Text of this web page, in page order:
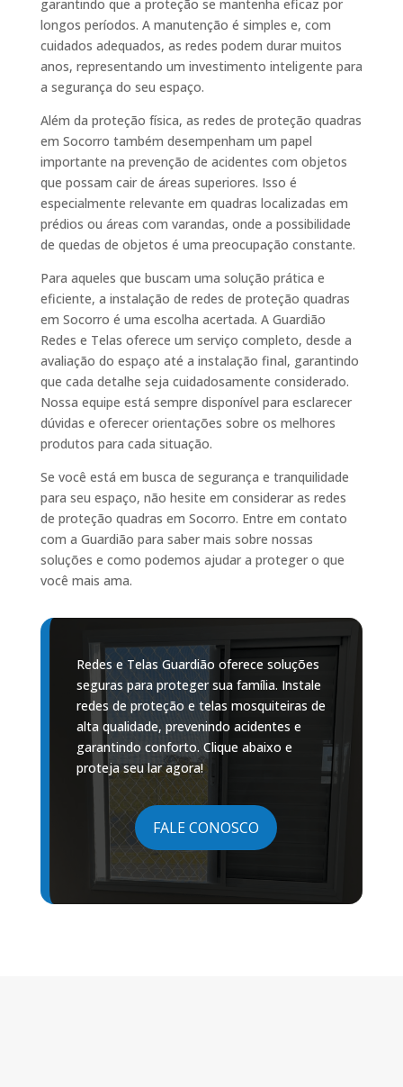
garantindo que a proteção se mantenha eficaz por
longos períodos. A manutenção é simples e, com
cuidados adequados, as redes podem durar muitos
anos, representando um investimento inteligente para
a segurança do seu espaço.
Além da proteção física, as redes de proteção quadras
em Socorro também desempenham um papel
importante na prevenção de acidentes com objetos
que possam cair de áreas superiores. Isso é
especialmente relevante em quadras localizadas em
prédios ou áreas com varandas, onde a possibilidade
de quedas de objetos é uma preocupação constante.
Para aqueles que buscam uma solução prática e
eficiente, a instalação de redes de proteção quadras
em Socorro é uma escolha acertada. A Guardião
Redes e Telas oferece um serviço completo, desde a
avaliação do espaço até a instalação final, garantindo
que cada detalhe seja cuidadosamente considerado.
Nossa equipe está sempre disponível para esclarecer
dúvidas e oferecer orientações sobre os melhores
produtos para cada situação.
Se você está em busca de segurança e tranquilidade
para seu espaço, não hesite em considerar as redes
de proteção quadras em Socorro. Entre em contato
com a Guardião para saber mais sobre nossas
soluções e como podemos ajudar a proteger o que
você mais ama.
Redes e Telas Guardião oferece soluções
seguras para proteger sua família. Instale
redes de proteção e telas mosquiteiras de
alta qualidade, prevenindo acidentes e
garantindo conforto. Clique abaixo e
proteja seu lar agora!
FALE CONOSCO